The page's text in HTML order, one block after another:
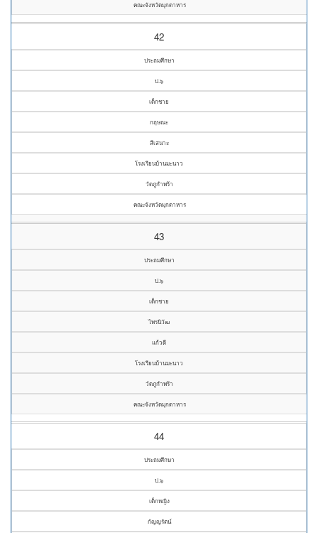
คณะจังหวัดมุกดาหาร
42
ประถมศึกษา
ป.๖
เด็กชาย
กฤษณะ
สีเสนาะ
โรงเรียนบ้านมะนาว
วัดภูกำพร้า
คณะจังหวัดมุกดาหาร
43
ประถมศึกษา
ป.๖
เด็กชาย
ไพรนิวัฒ
แก้วดี
โรงเรียนบ้านมะนาว
วัดภูกำพร้า
คณะจังหวัดมุกดาหาร
44
ประถมศึกษา
ป.๖
เด็กหญิง
กัญญรัตน์